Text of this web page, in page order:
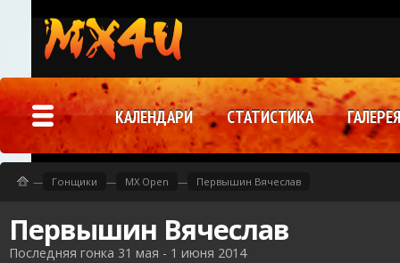
Первышин Вячеслав
Последняя гонка 31 мая - 1 июня 2014
— Гонщики — MX Open — Первышин Вячеслав
КАЛЕНДАРИ СТАТИСТИКА ГАЛЕРЕЯ